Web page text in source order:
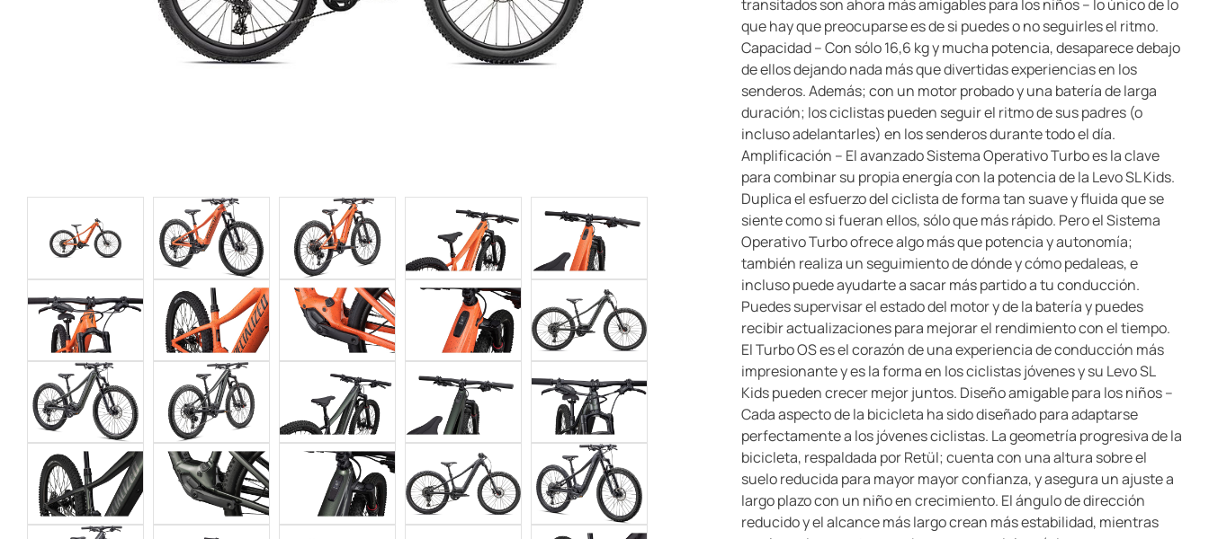
transitados son ahora más amigables para los niños – lo único de lo
que hay que preocuparse es de si puedes o no seguirles el ritmo.
Capacidad – Con sólo 16,6 kg y mucha potencia, desaparece debajo
de ellos dejando nada más que divertidas experiencias en los
senderos. Además; con un motor probado y una batería de larga
duración; los ciclistas pueden seguir el ritmo de sus padres (o
incluso adelantarles) en los senderos durante todo el día.
Amplificación – El avanzado Sistema Operativo Turbo es la clave
para combinar su propia energía con la potencia de la Levo SL Kids.
Duplica el esfuerzo del ciclista de forma tan suave y fluida que se
siente como si fueran ellos, sólo que más rápido. Pero el Sistema
Operativo Turbo ofrece algo más que potencia y autonomía;
también realiza un seguimiento de dónde y cómo pedaleas, e
incluso puede ayudarte a sacar más partido a tu conducción.
Puedes supervisar el estado del motor y de la batería y puedes
recibir actualizaciones para mejorar el rendimiento con el tiempo.
El Turbo OS es el corazón de una experiencia de conducción más
impresionante y es la forma en los ciclistas jóvenes y su Levo SL
Kids pueden crecer mejor juntos. Diseño amigable para los niños –
Cada aspecto de la bicicleta ha sido diseñado para adaptarse
perfectamente a los jóvenes ciclistas. La geometría progresiva de la
bicicleta, respaldada por Retül; cuenta con una altura sobre el
suelo reducida para mayor mayor confianza, y asegura un ajuste a
largo plazo con un niño en crecimiento. El ángulo de dirección
reducido y el alcance más largo crean más estabilidad, mientras